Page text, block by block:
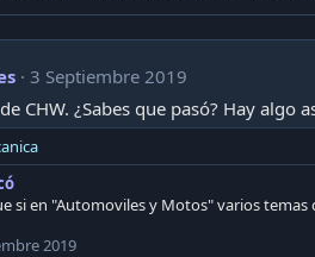
3 Septiembre 2019
CHW. ¿Sabes que pasó? Hay algo
si en "Automoviles y Motos" varios temas
2019